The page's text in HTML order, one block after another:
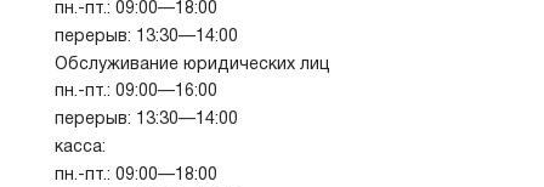
пн.-пт.: 09:00—18:00
перерыв: 13:30—14:00
Обслуживание юридических лиц
пн.-пт.: 09:00—16:00
перерыв: 13:30—14:00
касса:
пн.-пт.: 09:00—18:00